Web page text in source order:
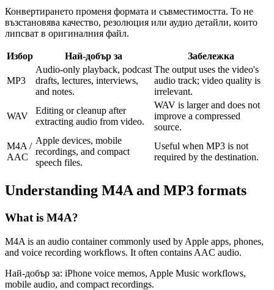
Конвертирането променя формата и съвместимостта. То не
възстановява качество, резолюция или аудио детайли, които
липсват в оригиналния файл.
Избор Най-добър за Забележка
MP3
Audio-only playback, podcast
drafts, lectures, interviews,
and notes.
The output uses the video's
audio track; video quality is
irrelevant.
WAV
Editing or cleanup after
extracting audio from video.
WAV is larger and does not
improve a compressed
source.
M4A /
AAC
Apple devices, mobile
recordings, and compact
speech files.
Useful when MP3 is not
required by the destination.
Understanding M4A and MP3 formats
What is M4A?
M4A is an audio container commonly used by Apple apps, phones,
and voice recording workflows. It often contains AAC audio.
Най-добър за: iPhone voice memos, Apple Music workflows,
mobile audio, and compact recordings.